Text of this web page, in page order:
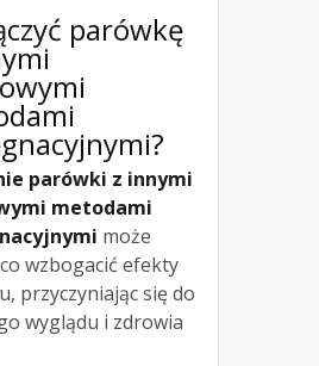
parówkę
parówki z innymi
metodami
może
wzbogacić efekty
przyczyniając się do
wyglądu i zdrowia